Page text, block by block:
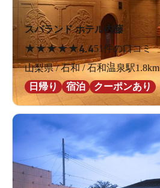
スパランド ホテル内藤
★★★★★4.451件の口コミ
山梨県 / 石和 / 石和温泉駅1.8km
日帰り
宿泊 クーポンあり